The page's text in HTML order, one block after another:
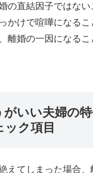
の直結因子ではな
かけで喧嘩になる
離婚の一因になる
いい夫婦の
ク項目
えてしまった場合